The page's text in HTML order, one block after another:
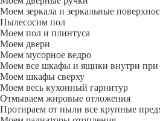
Моем зеркала и зеркальные
Пылесосим пол
Моем пол и плинтуса
Моем двери
Моем мусорное ведро
Моем все шкафы и ящики внутри при
Моем шкафы сверху
Моем весь кухонный гарнитур
Отмываем жировые отложения
Протираем от пыли все крупные